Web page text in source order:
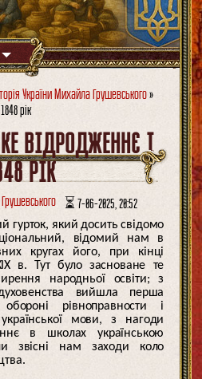
України Михайла Грушевського»
рік
ВІДРОДЖЕННЄ І
РІК
⏳ 7-06-2025, 20:52
гурток, який досить свідомо
відомий нам в
кругах його, при кінці
в. Тут було засноване те
народньої освіти; з
вийшла перша
рівноправности і
української мови, з нагоди
в школах українською
звісні нам заходи коло